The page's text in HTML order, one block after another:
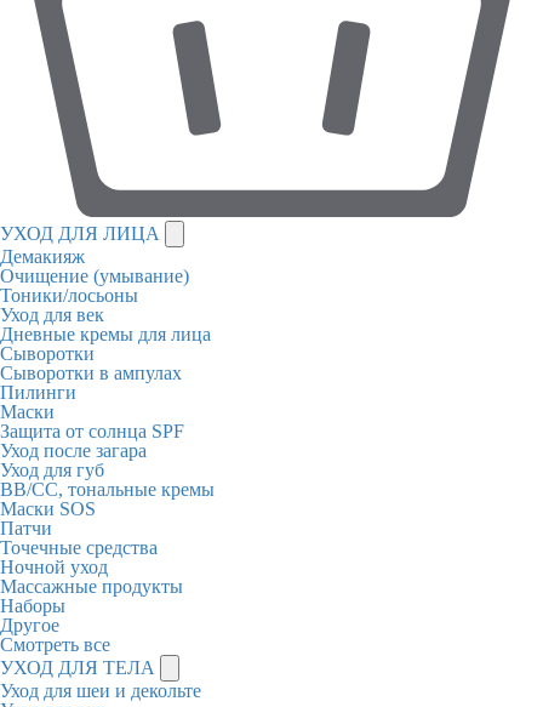
УХОД ДЛЯ ЛИЦА
Демакияж
Очищение (умывание)
Тоники/лосьоны
Уход для век
Дневные кремы для лица
Сыворотки
Сыворотки в ампулах
Пилинги
Маски
Защита от солнца SPF
Уход после загара
Уход для губ
BB/CC, тональные кремы
Маски SOS
Патчи
Точечные средства
Ночной уход
Массажные продукты
Наборы
Другое
Смотреть все
УХОД ДЛЯ ТЕЛА
Уход для шеи и декольте